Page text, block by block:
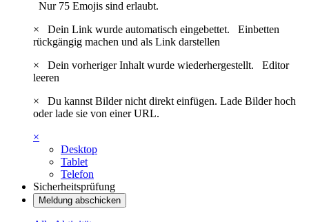
Nur 75 Emojis sind erlaubt.
×
Dein Link wurde automatisch eingebettet. Einbetten
rückgängig machen und als Link darstellen
×
Dein vorheriger Inhalt wurde wiederhergestellt. Editor
leeren
×
Du kannst Bilder nicht direkt einfügen. Lade Bilder hoch
oder lade sie von einer URL.
×
Desktop
Tablet
Telefon
Sicherheitsprüfung
Meldung abschicken